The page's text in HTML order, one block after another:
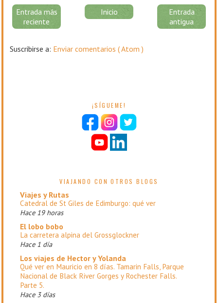
Entrada más
reciente
Entrada
antigua
Inicio
Suscribirse a: Enviar comentarios ( Atom )
¡SÍGUEME!
VIAJANDO CON OTROS BLOGS
Viajes y Rutas
Catedral de St Giles de Edimburgo: qué ver
Hace 19 horas
El lobo bobo
La carretera alpina del Grossglockner
Hace 1 día
Los viajes de Hector y Yolanda
Qué ver en Mauricio en 8 días. Tamarin Falls, Parque
Nacional de Black River Gorges y Rochester Falls.
Parte 5.
Hace 3 días